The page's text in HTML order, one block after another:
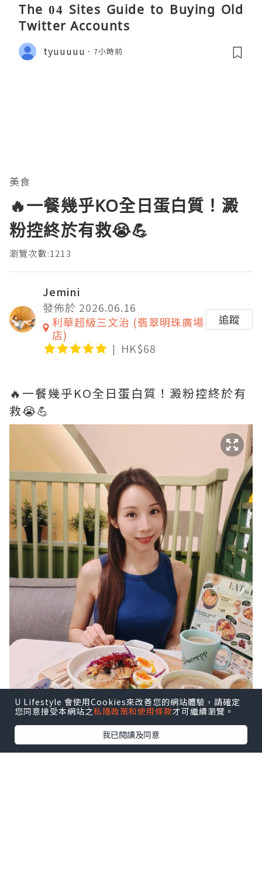
The 04 Sites Guide to Buying Old
Twitter Accounts
tyuuuuu 7小時前
美食
🔥一餐幾乎KO全日蛋白質！澱
粉控終於有救😭💪
瀏覽次數:1213
Jemini
發佈於 2026.06.16
利華超級三文治 (翡翠明珠廣場
店)
HK$68
追蹤
🔥一餐幾乎KO全日蛋白質！澱粉控終於有
救😭💪
U Lifestyle 會使用Cookies來改善您的網站體驗，請確定
您同意接受本網站之私隱政策和使用條款才可繼續瀏覽。
我已閱讀及同意